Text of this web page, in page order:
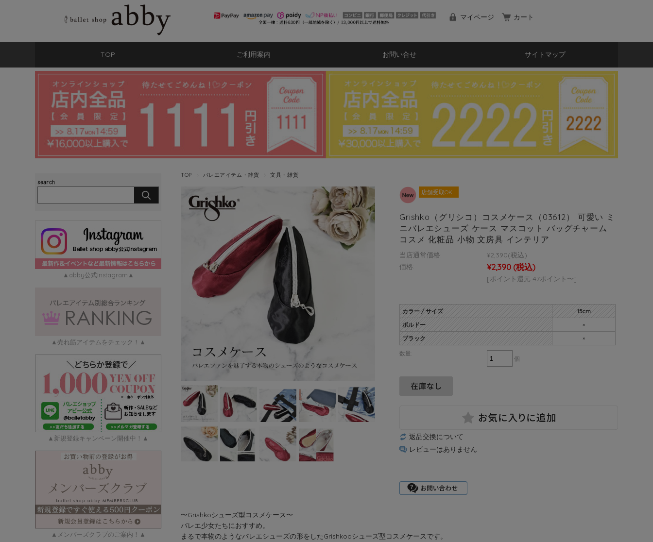
マイページ カート
TOP ご利用案内 お問い合せ サイトマップ
TOP バレエアイテム・雑貨 文具・雑貨
店舗受取OK
Grishko（グリシコ）コスメケース（03612） 可愛い ミ
ニバレエシューズ ケース マスコット バッグチャーム
コスメ 化粧品 小物 文房具 インテリア
当店通常価格: ¥2,390(税込)
価格:
¥2,390 (税込)
[ポイント還元 47ポイント〜]
カラー / サイズ
15cm
ボルドー
×
ブラック
×
数量:
個
返品交換について
レビューはありません
〜Grishkoシューズ型コスメケース〜
バレエ少女たちにおすすめ。
まるで本物のようなバレエシューズの形をしたGrishkooシューズ型コスメケースです。
▲abby公式Instagram▲
▲売れ筋アイテムをチェック！▲
▲新規登録キャンペーン開催中！▲
▲メンバーズクラブのご案内！▲